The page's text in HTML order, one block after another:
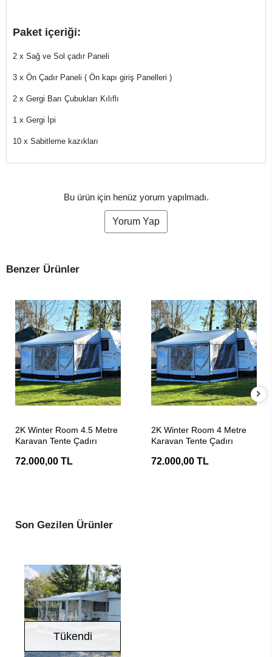
Paket içeriği:
2 x Sağ ve Sol çadır Paneli
3 x Ön Çadır Paneli ( Ön kapı giriş Panelleri )
2 x Gergi Barı Çubukları Kılıflı
1 x Gergi İpi
10 x Sabitleme kazıkları
Bu ürün için henüz yorum yapılmadı.
Yorum Yap
Benzer Ürünler
2K Winter Room 4.5 Metre
Karavan Tente Çadırı
72.000,00 TL
2K Winter Room 4 Metre
Karavan Tente Çadırı
72.000,00 TL
Son Gezilen Ürünler
Tükendi